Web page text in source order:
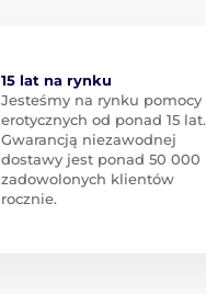
15 lat na rynku
Jesteśmy na rynku pomocy
erotycznych od ponad 15 lat.
Gwarancją niezawodnej
dostawy jest ponad 50 000
zadowolonych klientów
rocznie.